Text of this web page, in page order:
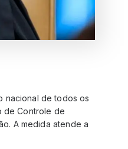
nacional de todos os
de Controle de
A medida atende a